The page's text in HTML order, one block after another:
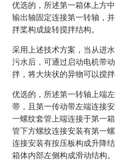
优选的，所述第一箱体上方
输出轴固定连接第一转轴，
拌桨构成旋转搅拌结构。
采用上述技术方案，当从进
污水后，可通过启动电机带
拌，将大块状的异物可以搅拌
优选的，所述第一转轴上端
带，且第一传动带左端连接
一螺纹套管上端连接于第一
管下方螺纹连接安装有第一
连接安装有按压板构成升降
箱体内部左侧构成滑动结构。